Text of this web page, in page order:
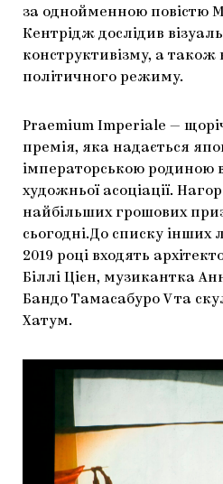
за однойменною повістю
Кентрідж дослідив
конструктивізму, а
політичного режиму.
Praemium Imperiale —
премія, яка надається
імператорською родиною
художньої асоціації.
найбільших грошових
сьогодні.До списку інших
2019 році входять
Біллі Цієн, музикантка
Бандо Тамасабуро V та
Хатум.